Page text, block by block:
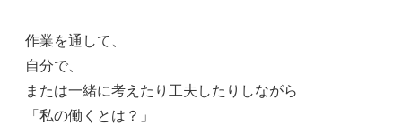
作業を通して、
自分で、
または一緒に考えたり工夫したりしながら
「私の働くとは？」